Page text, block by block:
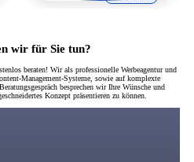
wir für Sie tun?
beraten! Wir als professionelle Werbeagentur und
Management-Systeme, sowie auf komplexte
besprechen wir Ihre Wünsche und
Konzept präsentieren zu können.